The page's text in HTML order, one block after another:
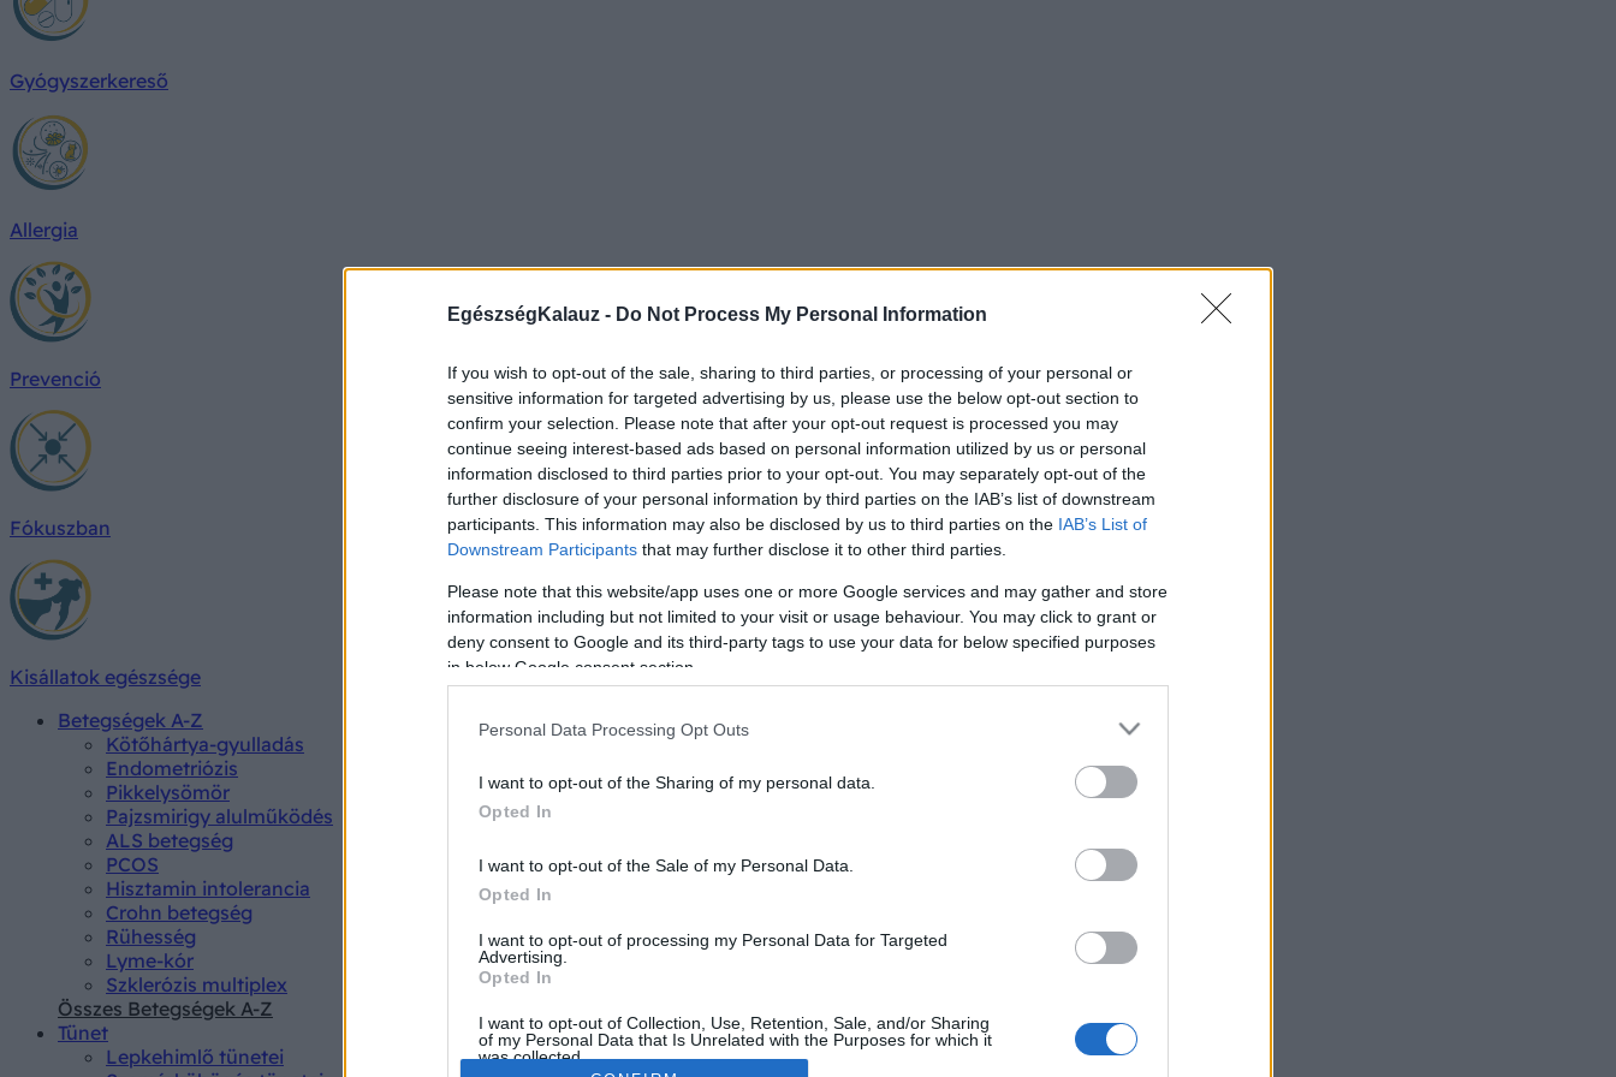
EgészségKalauz - Do Not Process My Personal Information
If you wish to opt-out of the sale, sharing to third parties, or processing of your personal or
sensitive information for targeted advertising by us, please use the below opt-out section to
confirm your selection. Please note that after your opt-out request is processed you may
continue seeing interest-based ads based on personal information utilized by us or personal
information disclosed to third parties prior to your opt-out. You may separately opt-out of the
further disclosure of your personal information by third parties on the IAB’s list of downstream
participants. This information may also be disclosed by us to third parties on the IAB’s List of
Downstream Participants that may further disclose it to other third parties.
Please note that this website/app uses one or more Google services and may gather and store
information including but not limited to your visit or usage behaviour. You may click to grant or
deny consent to Google and its third-party tags to use your data for below specified purposes
in below Google consent section.
Personal Data Processing Opt Outs
I want to opt-out of the Sharing of my personal data.
Opted In
I want to opt-out of the Sale of my Personal Data.
Opted In
I want to opt-out of processing my Personal Data for Targeted
Advertising.
Opted In
I want to opt-out of Collection, Use, Retention, Sale, and/or Sharing
of my Personal Data that Is Unrelated with the Purposes for which it
was collected.
Gyógyszerkereső
Allergia
Prevenció
Fókuszban
Kisállatok egészsége
Betegségek A-Z
Kötőhártya-gyulladás
Endometriózis
Pikkelysömör
Pajzsmirigy alulműködés
ALS betegség
PCOS
Hisztamin intolerancia
Crohn betegség
Rühesség
Lyme-kór
Szklerózis multiplex
Összes Betegségek A-Z
Tünet
Lepkehimlő tünetei